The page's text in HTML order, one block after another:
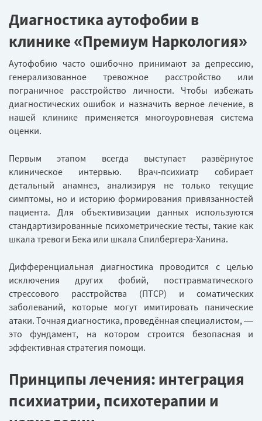
Диагностика аутофобии в
клинике «Премиум Наркология»
Аутофобию часто ошибочно принимают за депрессию,
генерализованное тревожное расстройство или
пограничное расстройство личности. Чтобы избежать
диагностических ошибок и назначить верное лечение, в
нашей клинике применяется многоуровневая система
оценки.
Первым этапом всегда выступает развёрнутое
клиническое интервью. Врач-психиатр собирает
детальный анамнез, анализируя не только текущие
симптомы, но и историю формирования привязанностей
пациента. Для объективизации данных используются
стандартизированные психометрические тесты, такие как
шкала тревоги Бека или шкала Спилбергера-Ханина.
Дифференциальная диагностика проводится с целью
исключения других фобий, посттравматического
стрессового расстройства (ПТСР) и соматических
заболеваний, которые могут имитировать панические
атаки. Точная диагностика, проведённая специалистом, —
это фундамент, на котором строится безопасная и
эффективная стратегия помощи.
Принципы лечения: интеграция
психиатрии, психотерапии и